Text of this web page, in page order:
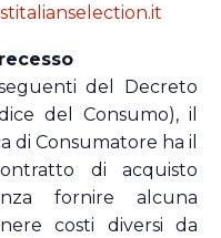
del Decreto
del Consumo), il
di Consumatore ha il
di acquisto
fornire alcuna
costi diversi da